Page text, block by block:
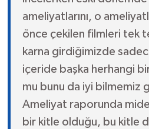
ameliyatlarını, o
önce çekilen filmleri tek
karna girdiğimizde
içeride başka herhangi
mu bunu da iyi bilmemiz
Ameliyat raporunda
bir kitle olduğu, bu kitle